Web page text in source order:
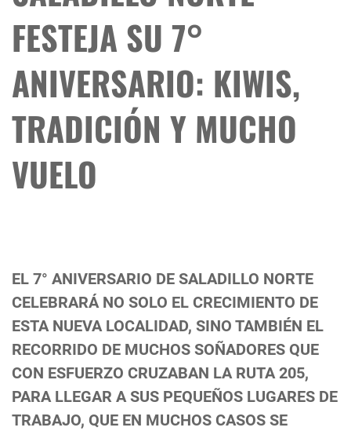
FESTEJA SU 7°
ANIVERSARIO: KIWIS,
TRADICIÓN Y MUCHO
VUELO
EL 7° ANIVERSARIO DE SALADILLO NORTE
CELEBRARÁ NO SOLO EL CRECIMIENTO DE
ESTA NUEVA LOCALIDAD, SINO TAMBIÉN EL
RECORRIDO DE MUCHOS SOÑADORES QUE
CON ESFUERZO CRUZABAN LA RUTA 205,
PARA LLEGAR A SUS PEQUEÑOS LUGARES DE
TRABAJO, QUE EN MUCHOS CASOS SE